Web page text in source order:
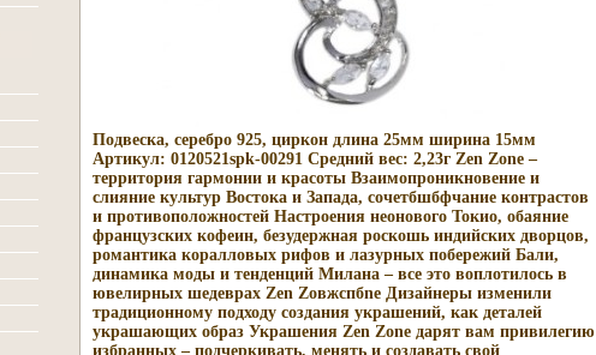
Подвеска, серебро 925, циркон длина 25мм ширина 15мм
Артикул: 0120521spk-00291 Средний вес: 2,23г Zen Zone –
территория гармонии и красоты Взаимопроникновение и
слияние культур Востока и Запада, сочетбшбфчание контрастов
и противоположностей Настроения неонового Токио, обаяние
французских кофеин, безудержная роскошь индийских дворцов,
романтика коралловых рифов и лазурных побережий Бали,
динамика моды и тенденций Милана – все это воплотилось в
ювелирных шедеврах Zen Zoвжспбne Дизайнеры изменили
традиционному подходу создания украшений, как деталей
украшающих образ Украшения Zen Zone дарят вам привилегию
избранных – подчеркивать, менять и создавать свой